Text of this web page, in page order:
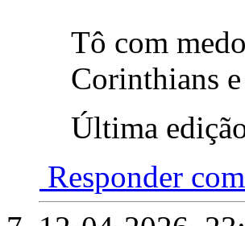
Tô com
Corinthians
Última
Responder